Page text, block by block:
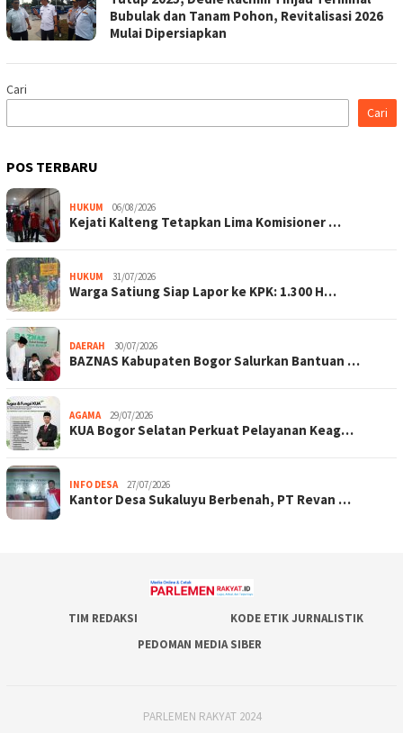
Bubulak dan Tanam Pohon, Revitalisasi 2026
Mulai Dipersiapkan
Cari
Cari
POS TERBARU
HUKUM 06/08/2026
Kejati Kalteng Tetapkan Lima Komisioner …
HUKUM 31/07/2026
Warga Satiung Siap Lapor ke KPK: 1.300 H…
DAERAH 30/07/2026
BAZNAS Kabupaten Bogor Salurkan Bantuan …
AGAMA 29/07/2026
KUA Bogor Selatan Perkuat Pelayanan Keag…
INFO DESA 27/07/2026
Kantor Desa Sukaluyu Berbenah, PT Revan …
TIM REDAKSI
KODE ETIK JURNALISTIK
PEDOMAN MEDIA SIBER
PARLEMEN RAKYAT 2024